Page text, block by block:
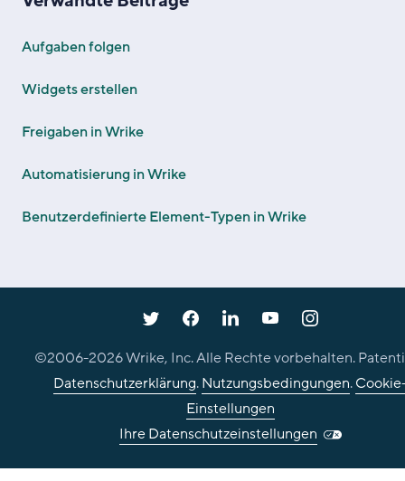
Aufgaben folgen
Widgets erstellen
Freigaben in Wrike
Automatisierung in Wrike
Benutzerdefinierte Element-Typen in Wrike
©2006-2026Wrike, Inc. Alle Rechte vorbehalten.
Datenschutzerklärung.Nutzungsbedingungen.
Einstellungen
Ihre Datenschutzeinstellungen